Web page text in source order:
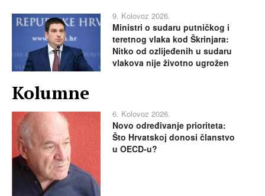
9. Kolovoz 2026.
Ministri o sudaru putničkog i
teretnog vlaka kod Škrinjara:
Nitko od ozlijeđenih u sudaru
vlakova nije životno ugrožen
Kolumne
6. Kolovoz 2026.
Novo određivanje prioriteta:
Što Hrvatskoj donosi članstvo
u OECD-u?